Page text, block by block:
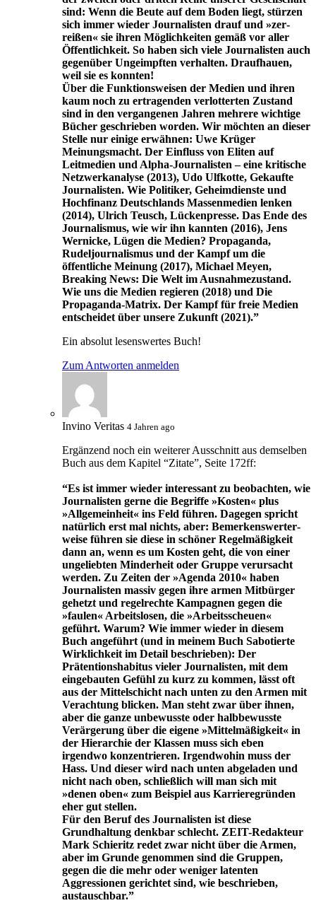
sind: Wenn die Beute auf dem Boden liegt, stürzen
sich immer wieder Journalisten drauf und »zer­
reißen« sie ihren Möglichkeiten gemäß vor aller
Öffentlichkeit. So haben sich viele Journalisten auch
gegenüber Ungeimpften verhal­ten. Draufhauen,
weil sie es konnten!
Über die Funktionsweisen der Medien und ihren
kaum noch zu ertragenden verlotterten Zustand
sind in den vergangenen Jahren mehrere wichtige
Bücher geschrieben worden. Wir möchten an dieser
Stelle nur einige erwähnen: Uwe Krüger
Meinungsmacht. Der Einfluss von Eliten auf
Leitmedien und Alpha-Journalisten – eine kri­tische
Netzwerkanalyse (2013), Udo Ulfkotte, Gekaufte
Journalisten. Wie Politiker, Geheimdienste und
Hochfinanz Deutschlands Massenmedien lenken
(2014), Ulrich Teusch, Lückenpresse. Das Ende des
Journalismus, wie wir ihn kannten (2016), Jens
Wernicke, Lügen die Medien? Propaganda,
Rudeljournalismus und der Kampf um die
öffentliche Meinung (2017), Michael Meyen,
Breaking News: Die Welt im Ausnahmezustand.
Wie uns die Medien regieren (2018) und Die
Propaganda-Matrix. Der Kampf für freie Medien
entscheidet über unsere Zukunft (2021).”
Ein absolut lesenswertes Buch!
Zum Antworten anmelden
Invino Veritas 4 Jahren ago
Ergänzend noch ein weiterer Ausschnitt aus demselben
Buch aus dem Kapitel “Zitate”, Seite 172ff:
“Es ist immer wieder interessant zu beobachten, wie
Journalisten gerne die Begriffe »Kosten« plus
»Allgemeinheit« ins Feld führen. Dagegen spricht
natürlich erst mal nichts, aber: Bemerkenswerter­
weise führen sie diese in schöner Regelmäßigkeit
dann an, wenn es um Kosten geht, die von einer
ungeliebten Minderheit oder Gruppe verursacht
werden. Zu Zeiten der »Agenda 2010« haben
Journalis­ten massiv gegen ihre armen Mitbürger
gehetzt und regelrechte Kampagnen gegen die
»faulen« Arbeitslosen, die »Arbeitsscheuen«
geführt. Warum? Wie immer wieder in diesem
Buch angeführt (und in meinem Buch Sabotierte
Wirklichkeit im Detail beschrieben): Der
Prätentionshabitus vieler Journalisten, mit dem
eingebauten Gefühl zu kurz zu kommen, lässt oft
aus der Mittelschicht nach unten zu den Armen mit
Verachtung blicken. Man steht zwar über ihnen,
aber die ganze unbewusste oder halbbewusste
Verärgerung über die eigene »Mittelmäßigkeit« in
der Hierarchie der Klassen muss sich eben
irgendwo konzentrieren. Irgendwohin muss der
Hass. Und dieser wird nach unten abgeladen und
nicht nach oben, schließlich will man sich mit
»denen oben« zum Beispiel aus Karrieregründen
eher gut stellen.
Für den Beruf des Journalisten ist diese
Grundhaltung denkbar schlecht. ZEIT-Redakteur
Mark Schieritz redet zwar nicht über die Armen,
aber im Grunde genommen sind die Gruppen,
gegen die die mehr oder weniger latenten
Aggressionen gerichtet sind, wie beschrieben,
austauschbar.”